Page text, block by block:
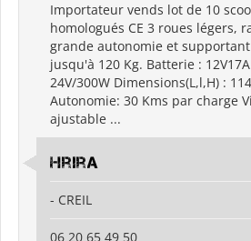
Importateur vends lot de 10
homologués CE 3 roues légers,
grande autonomie et
jusqu'à 120 Kg. Batterie :
24V/300W Dimensions(L,l,H) :
Autonomie: 30 Kms par charge
ajustable ...
hrira
- CREIL
06 20 65 49 50